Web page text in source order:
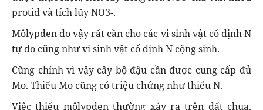
protid và tích lũy NO3-.
Môlypden do vậy rất cần cho các vi sinh vật cố định N
tự do cũng như vi sinh vật cố định N cộng sinh.
Cũng chính vì vậy cây bộ đậu cần được cung cấp đủ
Mo. Thiếu Mo cũng có triệu chứng như thiếu N.
Việc thiếu môlypden thường xảy ra trên đất chua.